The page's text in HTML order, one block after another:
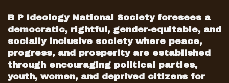
B P Ideology National Society foresees a
democratic, rightful, gender-equitable, and
socially inclusive society where peace,
progress, and prosperity are established
through encouraging political parties,
youth, women, and deprived citizens for